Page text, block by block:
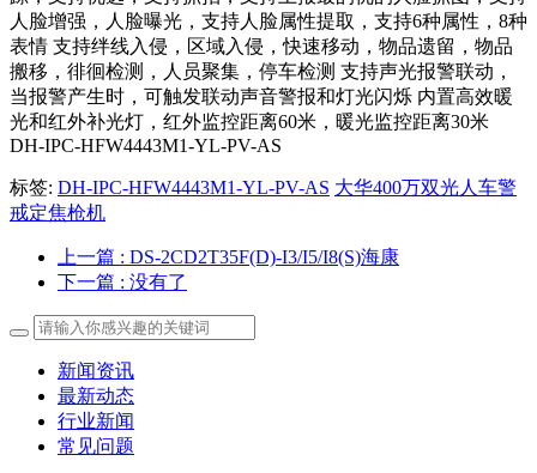
人脸增强，人脸曝光，支持人脸属性提取，支持6种属性，8种
表情 支持绊线入侵，区域入侵，快速移动，物品遗留，物品
搬移，徘徊检测，人员聚集，停车检测 支持声光报警联动，
当报警产生时，可触发联动声音警报和灯光闪烁 内置高效暖
光和红外补光灯，红外监控距离60米，暖光监控距离30米
DH-IPC-HFW4443M1-YL-PV-AS
标签: DH-IPC-HFW4443M1-YL-PV-AS 大华400万双光人车警
戒定焦枪机
上一篇 : DS-2CD2T35F(D)-I3/I5/I8(S)海康
下一篇 : 没有了
新闻资讯
最新动态
行业新闻
常见问题